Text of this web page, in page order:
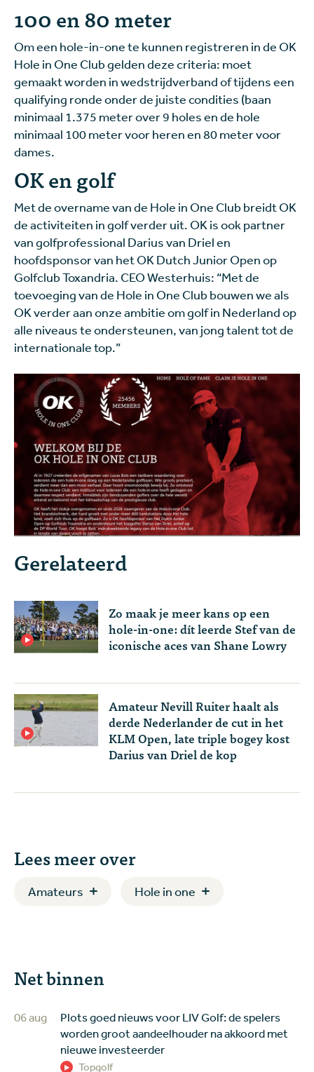
100 en 80 meter
Om een hole-in-one te kunnen registreren in de OK
Hole in One Club gelden deze criteria: moet
gemaakt worden in wedstrijdverband of tijdens een
qualifying ronde onder de juiste condities (baan
minimaal 1.375 meter over 9 holes en de hole
minimaal 100 meter voor heren en 80 meter voor
dames.
OK en golf
Met de overname van de Hole in One Club breidt OK
de activiteiten in golf verder uit. OK is ook partner
van golfprofessional Darius van Driel en
hoofdsponsor van het OK Dutch Junior Open op
Golfclub Toxandria. CEO Westerhuis: “Met de
toevoeging van de Hole in One Club bouwen we als
OK verder aan onze ambitie om golf in Nederland op
alle niveaus te ondersteunen, van jong talent tot de
internationale top.”
Gerelateerd
Zo maak je meer kans op een
hole-in-one: dít leerde Stef van de
iconische aces van Shane Lowry
Amateur Nevill Ruiter haalt als
derde Nederlander de cut in het
KLM Open, late triple bogey kost
Darius van Driel de kop
Lees meer over
Amateurs Hole in one
Net binnen
06 aug
Plots goed nieuws voor LIV Golf: de spelers
worden groot aandeelhouder na akkoord met
nieuwe investeerder
Topgolf